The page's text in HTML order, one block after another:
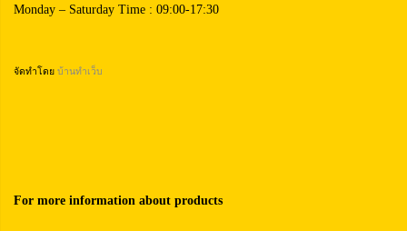
Monday – Saturday Time : 09:00-17:30
จัดทำโดย บ้านทำเว็บ
For more information about products